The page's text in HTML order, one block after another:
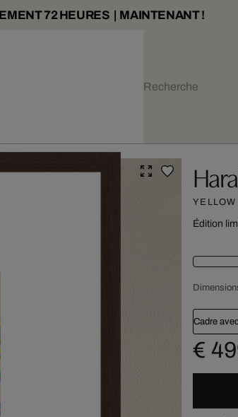
72 HEURES | MAINTENANT !
Édition
Cadre
€